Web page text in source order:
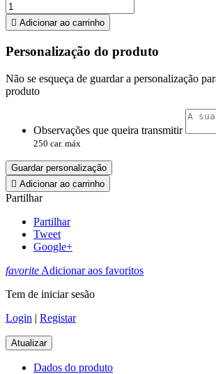
 Adicionar ao carrinho
Personalização do produto
Não se esqueça de guardar a personalização
produto
Observações que queira transmitir
250 car. máx
Guardar personalização
 Adicionar ao carrinho
Partilhar
Partilhar
Tweet
Google+
favorite Adicionar aos favoritos
Tem de iniciar sesão
Login | Registar
Dados do produto